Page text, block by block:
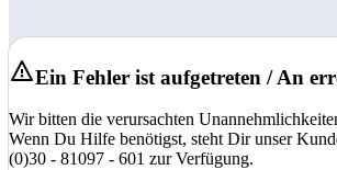
Ein Fehler ist aufgetreten / An
Wir bitten die verursachten
Wenn Du Hilfe benötigst, steht Dir unser
(0)30 - 81097 - 601 zur Verfügung.